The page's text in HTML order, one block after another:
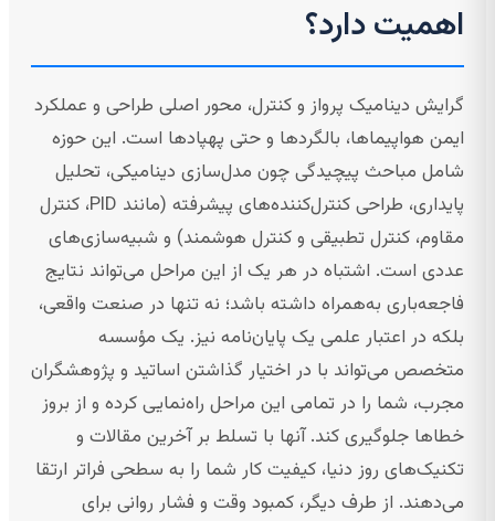
اهمیت دارد؟
گرایش دینامیک پرواز و کنترل، محور اصلی طراحی و عملکرد
ایمن هواپیماها، بالگردها و حتی پهپادها است. این حوزه
شامل مباحث پيچيدگى چون مدل‌سازی دینامیکی، تحلیل
پایداری، طراحی کنترل‌کننده‌های پیشرفته (مانند PID، کنترل
مقاوم، کنترل تطبیقی و کنترل هوشمند) و شبیه‌سازی‌های
عددی است. اشتباه در هر یک از این مراحل می‌تواند نتایج
فاجعه‌باری به‌همراه داشته باشد؛ نه تنها در صنعت واقعی،
بلکه در اعتبار علمی یک پایان‌نامه نیز. یک مؤسسه
متخصص می‌تواند با در اختیار گذاشتن اساتید و پژوهشگران
مجرب، شما را در تمامی این مراحل راه‌نمایی کرده و از بروز
خطاها جلوگیری کند. آنها با تسلط بر آخرین مقالات و
تکنیک‌های روز دنیا، کیفیت کار شما را به سطحی فراتر ارتقا
می‌دهند. از طرف دیگر، کمبود وقت و فشار روانی برای